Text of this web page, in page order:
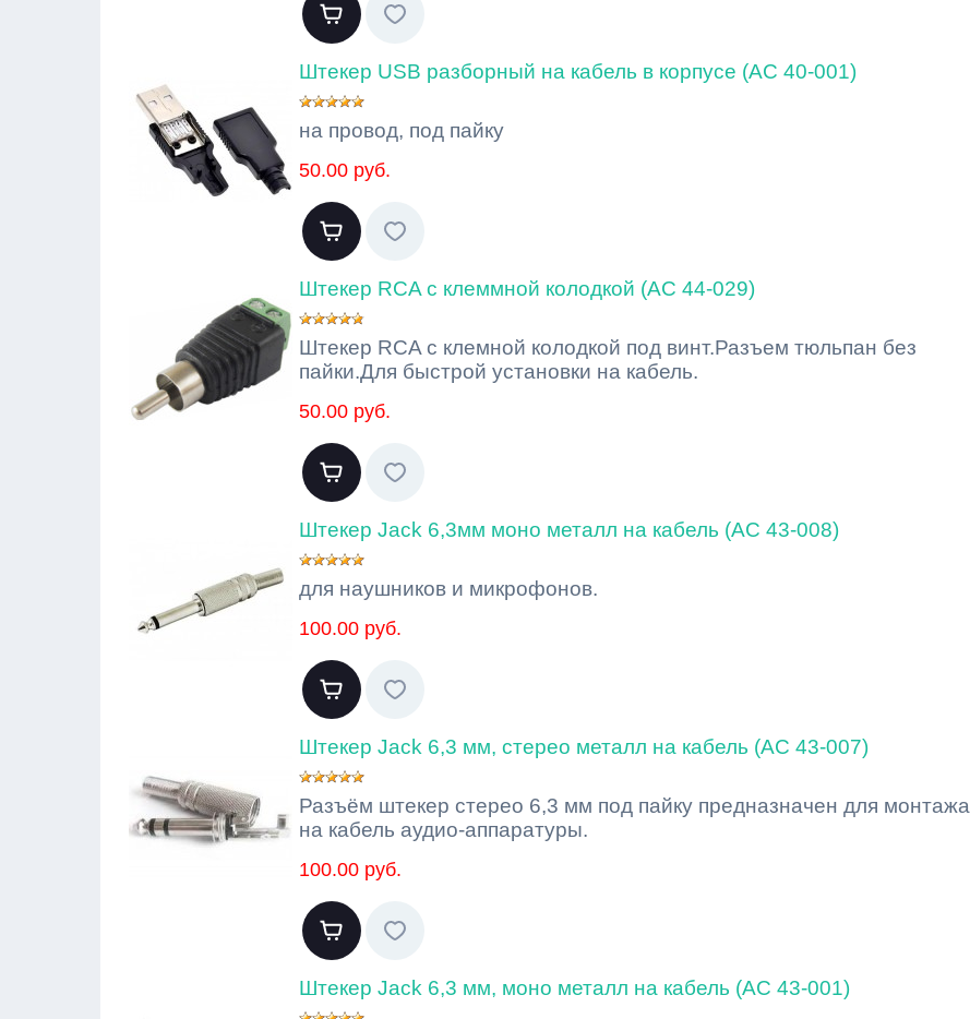
Штекер USB разборный на кабель в корпусе (AC 40-001)
на провод, под пайку
50.00 руб.
Штекер RCA с клеммной колодкой (AC 44-029)
Штекер RCA с клемной колодкой под винт.Разъем тюльпан без
пайки.Для быстрой установки на кабель.
50.00 руб.
Штекер Jack 6,3мм моно металл на кабель (AC 43-008)
для наушников и микрофонов.
100.00 руб.
Штекер Jack 6,3 мм, стерео металл на кабель (AC 43-007)
Разъём штекер стерео 6,3 мм под пайку предназначен для монтажа
на кабель аудио-аппаратуры.
100.00 руб.
Штекер Jack 6,3 мм, моно металл на кабель (AC 43-001)